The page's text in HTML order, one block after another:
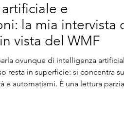
e
la mia intervista
vista del WMF
ovunque di intelligenza
resta in superficie: si concentra su
e automatismi. È una lettura